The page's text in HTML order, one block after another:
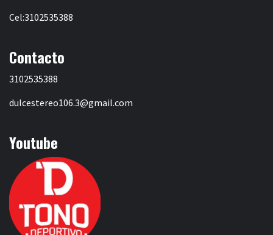
Cel:3102535388
Contacto
3102535388
dulcestereo106.3@gmail.com
Youtube